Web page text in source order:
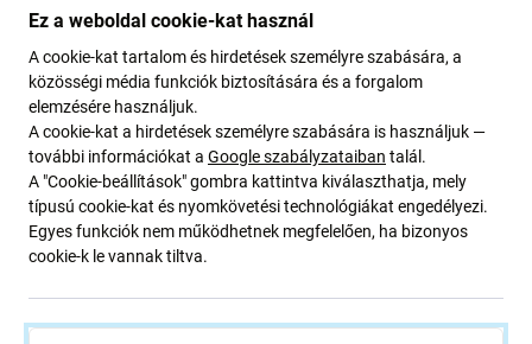
Eszköz Csiszoló és Polírozó
Eszköz Csiszoló és Polírozó
Ez a weboldal cookie-kat használ
A cookie-kat tartalom és hirdetések személyre szabására, a
közösségi média funkciók biztosítására és a forgalom
elemzésére használjuk.
A cookie-kat a hirdetések személyre szabására is használjuk —
további információkat a Google szabályzataiban talál.
A "Cookie-beállítások" gombra kattintva kiválaszthatja, mely
típusú cookie-kat és nyomkövetési technológiákat engedélyezi.
Egyes funkciók nem működhetnek megfelelően, ha bizonyos
cookie-k le vannak tiltva.